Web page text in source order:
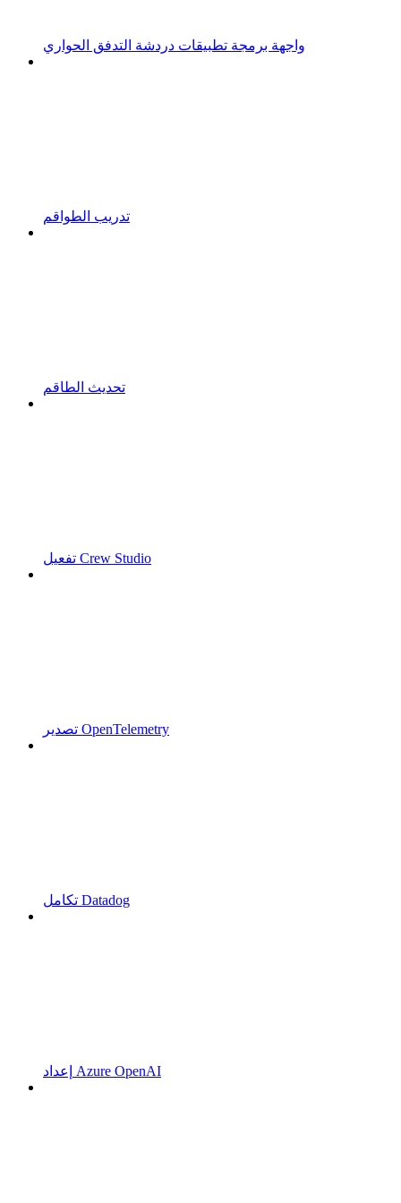
واجهة برمجة تطبيقات دردشة التدفق الحواري
تدريب الطواقم
تحديث الطاقم
تفعيل Crew Studio
تصدير OpenTelemetry
تكامل Datadog
إعداد Azure OpenAI